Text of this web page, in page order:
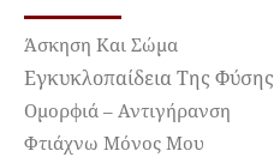
Άσκηση Και Σώμα
Εγκυκλοπαίδεια Της Φύσης
Ομορφιά – Αντιγήρανση
Φτιάχνω Μόνος Μου